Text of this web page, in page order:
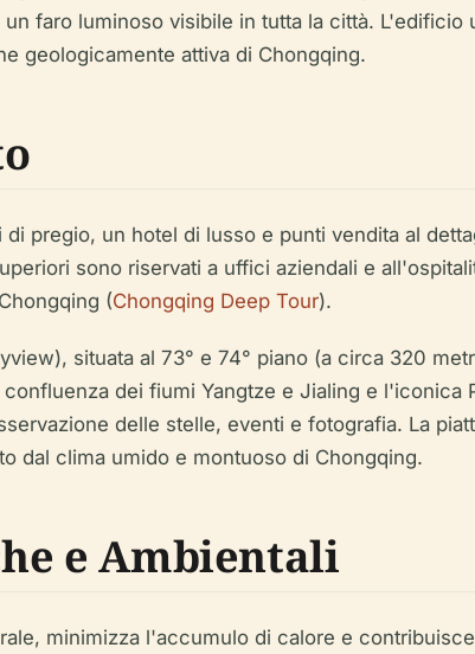
faro luminoso visibile in tutta la città.
geologicamente attiva di Chongqing.
pregio, un hotel di lusso e punti vendita al
sono riservati a uffici aziendali e
(Chongqing Deep Tour).
situata al 73° e 74° piano (a circa 320
dei fiumi Yangtze e Jialing e l'iconica
delle stelle, eventi e fotografia. La
dal clima umido e montuoso di Chongqing.
e Ambientali
minimizza l'accumulo di calore e